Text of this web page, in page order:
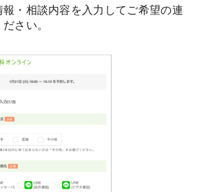
・相談内容を入力してご希望の連
さい。